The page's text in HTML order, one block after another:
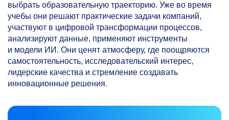
выбрать образовательную траекторию. Уже во время
учебы они решают практические задачи компаний,
участвуют в цифровой трансформации процессов,
анализируют данные, применяют инструменты
и модели ИИ. Они ценят атмосферу, где поощряются
самостоятельность, исследовательский интерес,
лидерские качества и стремление создавать
инновационные решения.